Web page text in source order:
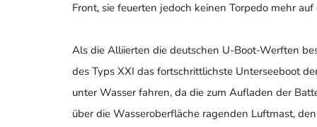
Front, sie feuerten jedoch keinen Torpedo mehr
Als die Alliierten die deutschen U-Boot-Werften
des Typs XXI das fortschrittlichste Unterseeboot
unter Wasser fahren, da die zum Aufladen der
über die Wasseroberfläche ragenden Luftmast,